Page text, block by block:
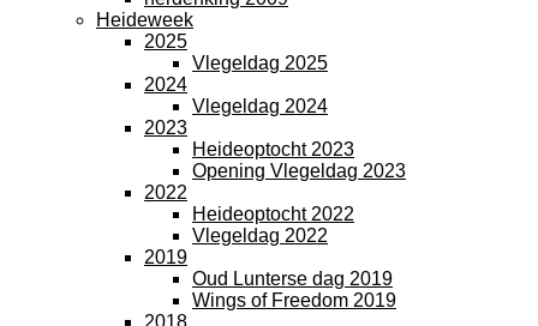
Heideweek
2025
Vlegeldag 2025
2024
Vlegeldag 2024
2023
Heideoptocht 2023
Opening Vlegeldag 2023
2022
Heideoptocht 2022
Vlegeldag 2022
2019
Oud Lunterse dag 2019
Wings of Freedom 2019
2018